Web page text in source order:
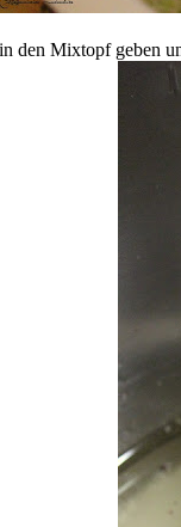
den Mixtopf geben